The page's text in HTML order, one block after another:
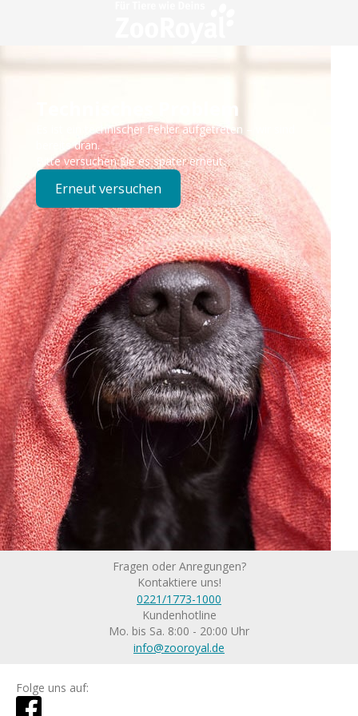
Technisches Problem
Es ist ein technischer Fehler aufgetreten – wir sind
bereits dran.
Bitte versuchen Sie es später erneut.
Erneut versuchen
Fragen oder Anregungen?
Kontaktiere uns!
0221/1773-1000
Kundenhotline
Mo. bis Sa. 8:00 - 20:00 Uhr
info@zooroyal.de
Folge uns auf: